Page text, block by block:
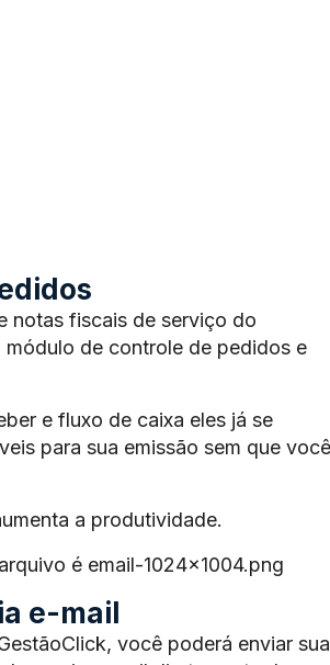
notas fiscais de serviço do
de controle de pedidos e
e fluxo de caixa eles já se
para sua emissão sem que você
a produtividade.
é email-1024×1004.png
e-mail
você poderá enviar